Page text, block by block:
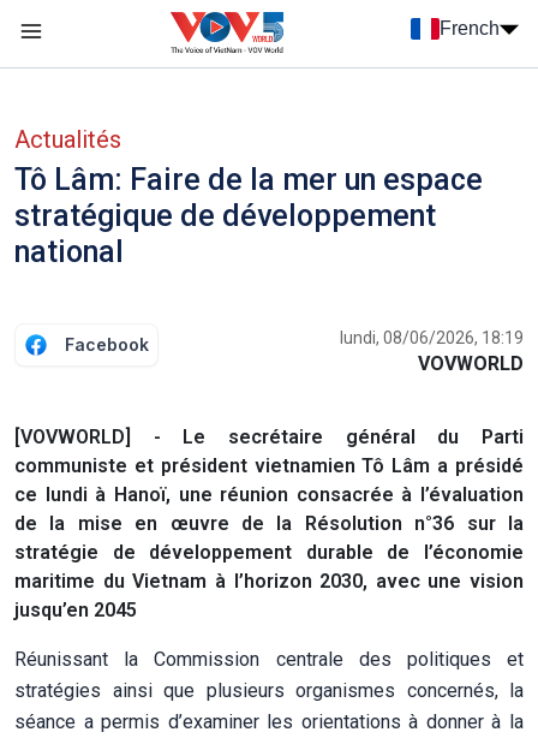
French
Actualités
Tô Lâm: Faire de la mer un espace
stratégique de développement
national
Facebook lundi, 08/06/2026, 18:19
VOVWORLD
[VOVWORLD] - Le secrétaire général du Parti
communiste et président vietnamien Tô Lâm a présidé
ce lundi à Hanoï, une réunion consacrée à l’évaluation
de la mise en œuvre de la Résolution n°36 sur la
stratégie de développement durable de l’économie
maritime du Vietnam à l’horizon 2030, avec une vision
jusqu’en 2045
Réunissant la Commission centrale des politiques et
stratégies ainsi que plusieurs organismes concernés, la
séance a permis d’examiner les orientations à donner à la